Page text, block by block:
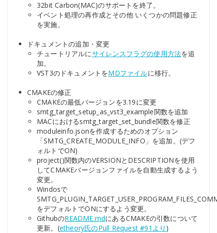
32bit Carbon(MAC)のサポートを終了。
イベント処理の再作成とその他 いくつかの問題修正
を実施。
ドキュメントの追加・変更
チュートリアルにサイレンスフラグの使用方法を追
加。
VST3のドキュメントをMDファイルに移行。
CMAKEの修正
CMAKEの最低バージョンを3.19に変更
smtg_target_setup_as_vst3_example関数を追加
MACにおけるsmtg_target_set_bundle関数を修正
moduleinfo.jsonを作成するためのオプション
「SMTG_CREATE_MODULE_INFO」を追加。(デフ
ォルトでON)
project()関数内のVERSIONとDESCRIPTIONを使用
してCMAKEバージョンファイルを自動生成するよう
変更。
Windosで
をデフォルトでONにするよう変更。
GithubのREADME.mdにあるCMAKEの引数について
更新。(etheory氏のPull Request #91より )